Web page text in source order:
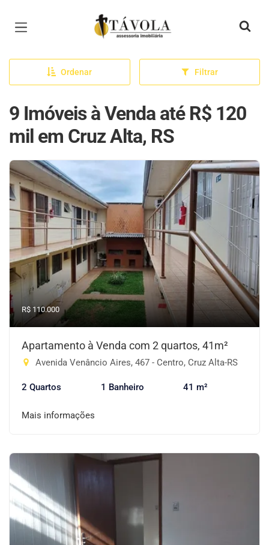
Página inicial
Ordenar Filtrar
9 Imóveis à Venda até R$ 120
mil em Cruz Alta, RS
R$ 110.000
Apartamento à Venda com 2 quartos, 41m²
Avenida Venâncio Aires, 467 - Centro, Cruz Alta-RS
2 Quartos 1 Banheiro 41 m²
Mais informações